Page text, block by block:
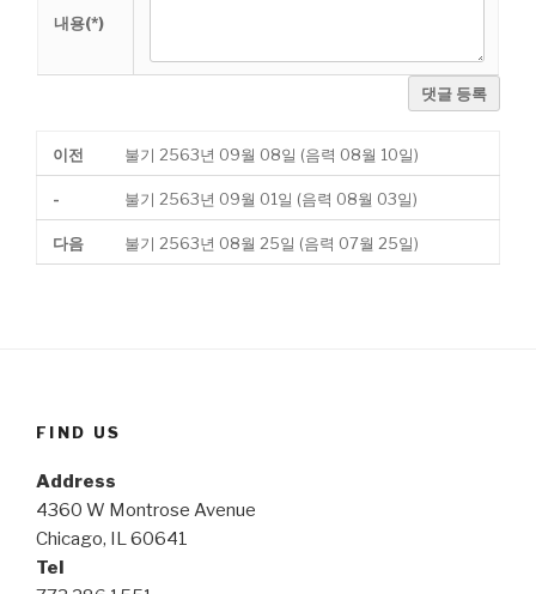
내용(*)
댓글 등록
이전 불기 2563년 09월 08일 (음력 08월 10일)
- 불기 2563년 09월 01일 (음력 08월 03일)
다음 불기 2563년 08월 25일 (음력 07월 25일)
FIND US
Address
4360 W Montrose Avenue
Chicago, IL 60641
Tel